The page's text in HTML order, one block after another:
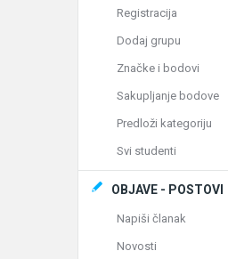
Registracija
Dodaj grupu
Značke i bodovi
Sakupljanje bodove
Predloži kategoriju
Svi studenti
OBJAVE - POSTOVI
Napiši članak
Novosti